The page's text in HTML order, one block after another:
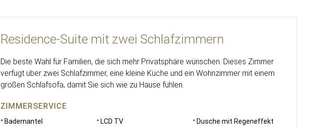
Residence-Suite mit zwei Schlafzimmern
Die beste Wahl für Familien, die sich mehr Privatsphäre wünschen. Dieses Zimmer
verfügt über zwei Schlafzimmer, eine kleine Küche und ein Wohnzimmer mit einem
großen Schlafsofa, damit Sie sich wie zu Hause fühlen.
ZIMMERSERVICE
Bademantel
LCD TV
Dusche mit Regeneffekt